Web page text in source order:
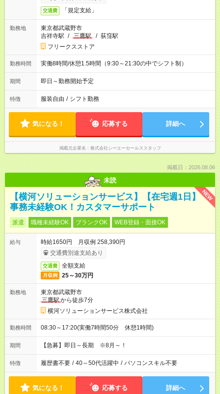
交通費 「規定支給」
勤務地
東京都武蔵野市
吉祥寺駅 / 三鷹駅 / 荻窪駅
フリークスストア
勤務時間 実働8時間/休憩1.5時間（9:30～21:30の中でシフト制）
期間 即日～勤務開始予定
特徴 服装自由 / シフト勤務
気になる！ 応募する 詳細へ
掲載元企業名 株式会社シーエーセールススタッフ
掲載日：2026.08.06
未読
NEW
【横河ソリューションサービス】【在宅週1日】
事務未経験OK！カスタマーサポート
派遣 職種未経験OK ブランクOK WEB登録・面接OK
給与
時給1650円 月収例 258,390円
交通費別途支給あり
交通費 全額支給
月収例 25～30万円
勤務地
東京都武蔵野市
三鷹駅から徒歩7分
横河ソリューションサービス株式会社
勤務時間 08:30～17:20(実働7時間50分 休憩1時間)
期間 【急募】即日～長期 ※8月～！
特徴 履歴書不要 / 40～50代活躍中 / パソコンスキル不要
気になる！ 応募する 詳細へ